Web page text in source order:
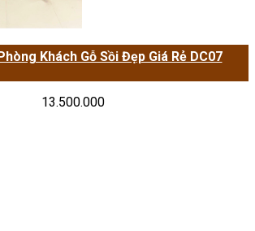
Khách Gỗ Sồi Đẹp Giá Rẻ DC07
13.500.000